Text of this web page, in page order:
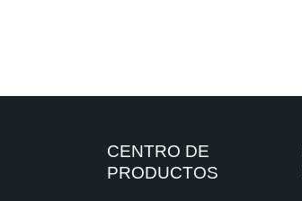
CENTRO DE
PRODUCTOS